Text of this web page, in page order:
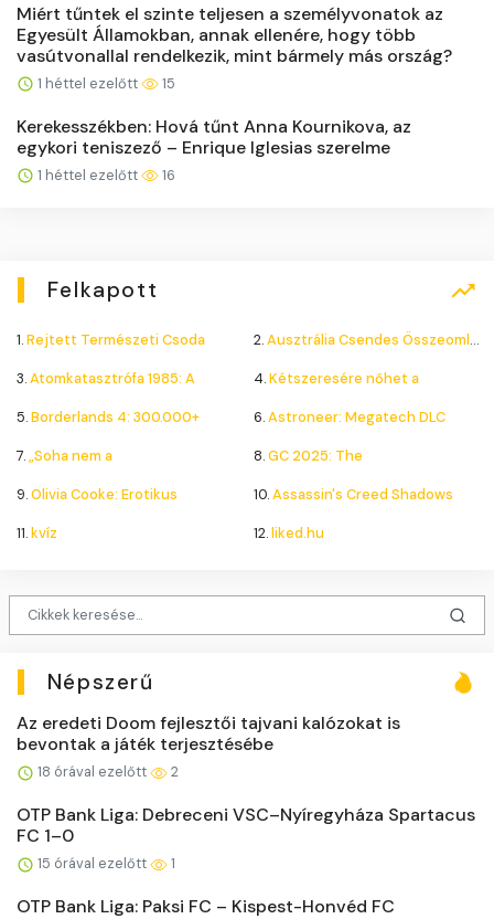
Miért tűntek el szinte teljesen a személyvonatok az
Egyesült Államokban, annak ellenére, hogy több
vasútvonallal rendelkezik, mint bármely más ország?
1 héttel ezelőtt 15
Kerekesszékben: Hová tűnt Anna Kournikova, az
egykori teniszező – Enrique Iglesias szerelme
1 héttel ezelőtt 16
Felkapott
1.Rejtett Természeti Csoda 2.Ausztrália Csendes Összeomlása
3.Atomkatasztrófa 1985: A 4.Kétszeresére nőhet a
5.Borderlands 4: 300.000+ 6.Astroneer: Megatech DLC
7.„Soha nem a 8.GC 2025: The
9.Olivia Cooke: Erotikus 10.Assassin's Creed Shadows
11.kvíz 12.liked.hu
Népszerű
Az eredeti Doom fejlesztői tajvani kalózokat is
bevontak a játék terjesztésébe
18 órával ezelőtt 2
OTP Bank Liga: Debreceni VSC–Nyíregyháza Spartacus
FC 1–0
15 órával ezelőtt 1
OTP Bank Liga: Paksi FC – Kispest-Honvéd FC